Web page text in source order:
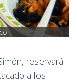
reservará
a los